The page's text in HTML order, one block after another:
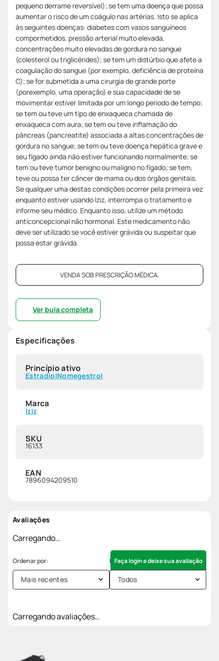
pequeno derrame reversível); se tem uma doença que possa
aumentar o risco de um coágulo nas artérias. Isto se aplica
às seguintes doenças: diabetes com vasos sanguíneos
compormetidos, pressão arterial muito elevada,
concentrações muito elevadas de gordura no sangue
(colesterol ou triglicérides); se tem um distúrbio que afete a
coagulação do sangue (por exemplo, deficiência de proteína
C); se for submetida a uma cirurgia de grande porte
(porexemplo, uma operação) e sua capacidade de se
movimentar estiver limitada por um longo período de tempo;
se tem ou teve um tipo de enxaqueca chamada de
enxaqueca com aura; se tem ou teve inflamação do
pâncreas (pancreatite) associada a altas concentrações de
gordura no sangue; se tem ou teve doença hepática grave e
seu fígado ainda não estiver funcionando normalmente; se
tem ou teve tumor benigno ou maligno no fígado; se tem,
teve ou possa ter câncer de mama ou dos órgãos genitais.
Se qualquer uma destas condições ocorrer pela primeira vez
enquanto estiver usando Iziz, interrompa o tratamento e
informe seu médico. Enquanto isso, utilize um método
anticoncepcional não hormonal. Este medicamento não
deve ser utilizado se você estiver grávida ou suspeitar que
possa estar grávida.
VENDA SOB PRESCRIÇÃO MÉDICA.
Ver bula completa
Especificações
Princípio ativo
EstradiolNomegestrol
Marca
Iziz
SKU
16133
EAN
7896094209510
Avaliações
Carregando…
Faça login e deixe sua avaliação
Mais recentes Todos
Carregando avaliações…